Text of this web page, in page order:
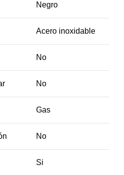
Negro
Acero inoxidable
No
No
Gas
No
Si